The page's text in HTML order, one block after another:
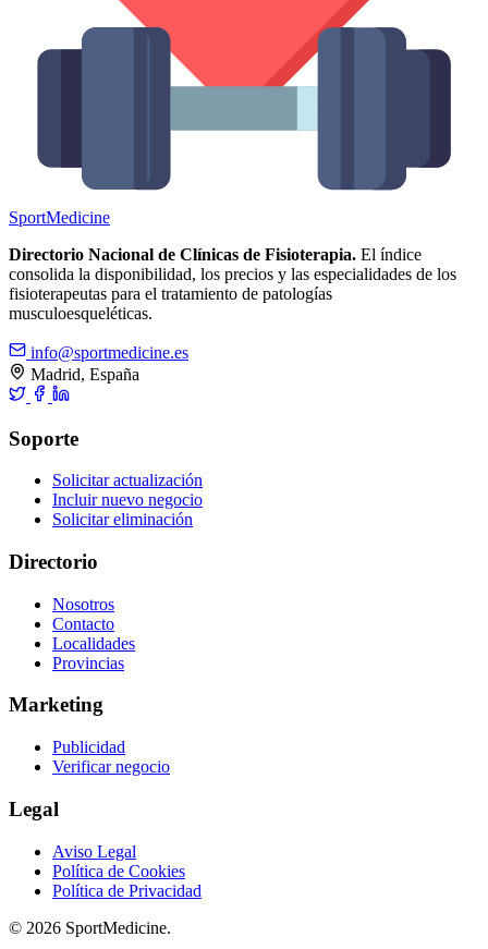
SportMedicine
Directorio Nacional de Clínicas de Fisioterapia. El índice
consolida la disponibilidad, los precios y las especialidades de los
fisioterapeutas para el tratamiento de patologías
musculoesqueléticas.
info@sportmedicine.es
Madrid, España
Soporte
Solicitar actualización
Incluir nuevo negocio
Solicitar eliminación
Directorio
Nosotros
Contacto
Localidades
Provincias
Marketing
Publicidad
Verificar negocio
Legal
Aviso Legal
Política de Cookies
Política de Privacidad
© 2026 SportMedicine.